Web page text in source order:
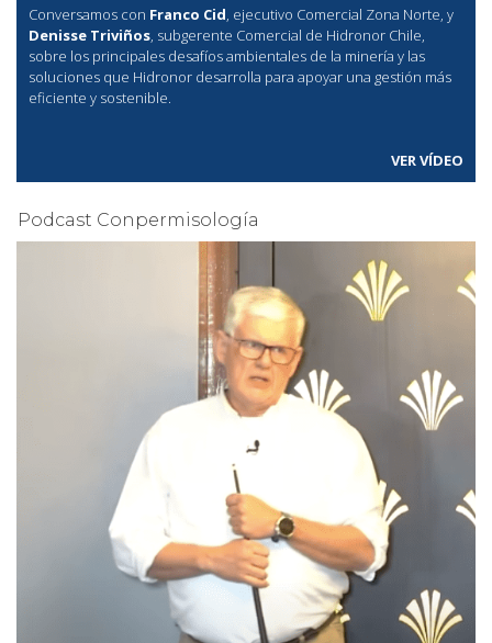
Conversamos con Franco Cid, ejecutivo Comercial Zona Norte, y
Denisse Triviños, subgerente Comercial de Hidronor Chile,
sobre los principales desafíos ambientales de la minería y las
soluciones que Hidronor desarrolla para apoyar una gestión más
eficiente y sostenible.
VER VÍDEO
Podcast Conpermisología